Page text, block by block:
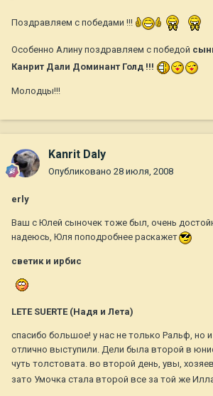
Поздравляем с победами !!!
Особенно Алину поздравляем с победой
Канрит Дали Доминант Голд !!!
Молодцы!!!
Kanrit Daly
Опубликовано 28 июля, 2008
erly
Ваш с Юлей сыночек тоже был, очень
надеюсь, Юля поподробнее раскажет
светик и ирбис
LETE SUERTE (Надя и Лета)
спасибо большое! у нас не только Ральф, но и
отлично выступили. Дели была второй в
чуть толстовата. во второй день, увы,
зато Умочка стала второй все за той же